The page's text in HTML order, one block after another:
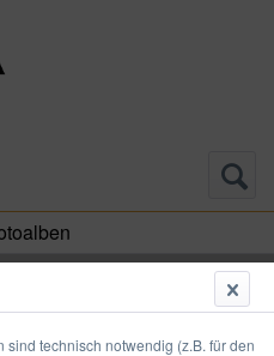
technisch notwendig (z.B. für den